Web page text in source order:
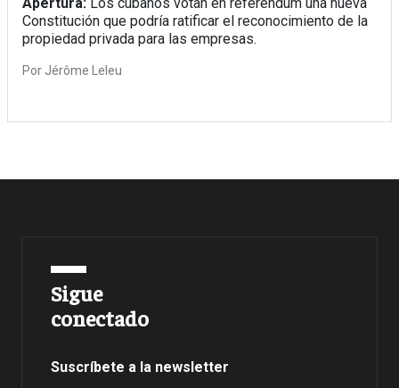
Constitución que podría ratificar el reconocimiento de la
propiedad privada para las empresas.
Por Jérôme Leleu
Sigue
conectado
Suscríbete a la newsletter